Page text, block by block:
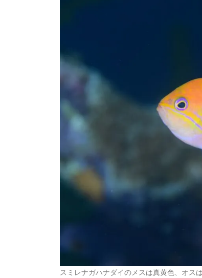
スミレナガハナダイのメスは真黄色、オス